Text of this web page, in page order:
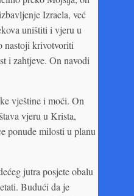
Izraela, već
uništiti i vjeru u
nastoji krivotvoriti
i zahtjeve. On navodi
vještine i moći. On
vjeru u Krista,
ponude milosti u planu
jutra posjete obalu
Budući da je